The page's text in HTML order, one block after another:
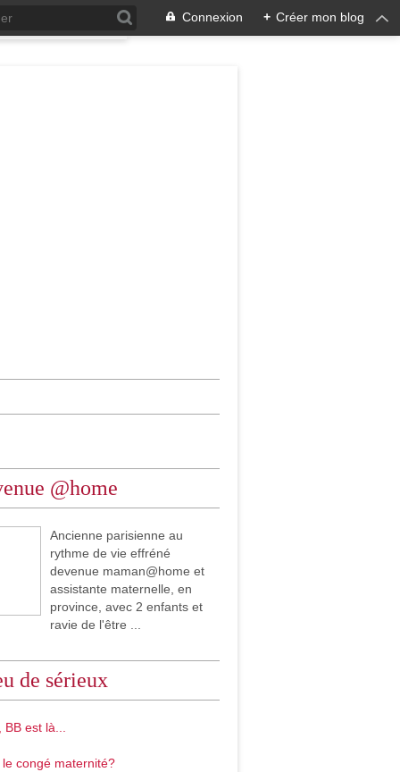
Connexion + Créer mon blog
@home
Ancienne parisienne au
rythme de vie effréné
devenue maman@home et
assistante maternelle, en
province, avec 2 enfants et
ravie de l'être ...
de sérieux
est là...
congé maternité?